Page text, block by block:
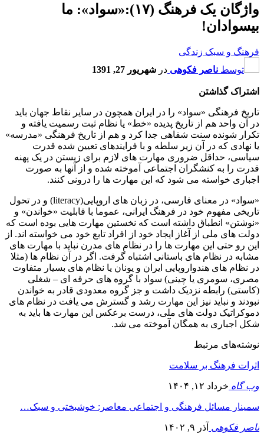
واژگان یک فرهنگ (۱۷):«سواد»: ما
بیسوادان!
فرهنگ و سبک زندگی
توسط ناصر فکوهی در شهریور 27, 1391
اشتراک گذاشتن
تاریخ فرهنگی «سواد» را در ایران همچون در سایر نقاط جهان باید
در آن واحد هم از تاریخ پدیده «خط» یا نظام ثبت رسمیت یافته و
تکرار شونده سنت شفاهی جدا کرد و هم از تاریخ فرهنگی «مدرسه»
یا نهادی که در آن زیر سلطه و با فرایندهای تعیین شده قدرت
سیاسی، حداقل ضروری مهارت های لازم برای زیستن در یک پهنه
قدرت را به کنشگران اجتماعی آموخته شده و از آنها به صورت
اجباری خواسته می شود که این مهارت ها را درونی کنند.
«سواد» در معنای فارسی، در زبان های اروپایی(literacy) و در تحول
تاریخی مفهوم خود در فرهنگ ایرانی، عموما با قابلیت «خواندن» و
«نوشتن» انطباق داشته است که نخستین مهارت هایی بوده است که
دولت های ملی از آغاز ایجاد خود از افراد تابع خود می خواسته اند. از
این رو حتی این مهارت ها را در نظام های مدرن نباید با مهارت های
مشابه در نظام های باستانی اشتباه گرفت. اگر در آن نظام ها (مثلا
در نظام های هندواروپایی ایران و یونان یا نظام های بسیار متفاوت
مصری، سومری یا چینی) سواد با گروه های حرفه ای – شغلی
(کاستی) رابطه نزدیک داشت و جز گروه معدودی قادر به خواندن
نبودند و نباید نیز این مهارت رشد و گسترش می یافت در نظام های
دموکراتیک دولت های ملی، درست برعکس این مهارت ها باید به
شکل اجباری به همگان آموخته می شد.
نوشته‌های مرتبط
اثرات فرهنگ بر سلامت
وب گاه خرداد ۱۲, ۱۴۰۴
سمینار مسائل فرهنگی و اجتماعی معاصر: خوشبختی و سبک…
ناصر فکوهی آذر ۹, ۱۴۰۲